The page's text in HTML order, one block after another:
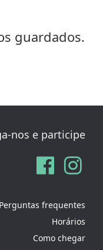
guardados.
nos e participe
Perguntas frequentes
Horários
Como chegar